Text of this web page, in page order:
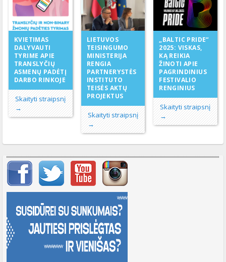
KVIETIMAS
DALYVAUTI
TYRIME APIE
TRANSLYČIŲ
ASMENŲ PADĖTĮ
DARBO RINKOJE
Skaityti straipsnį
→
LIETUVOS
TEISINGUMO
MINISTERIJA
RENGIA
PARTNERYSTĖS
INSTITUTO
TEISĖS AKTŲ
PROJEKTUS
Skaityti straipsnį
→
„BALTIC PRIDE“
2025: VISKAS,
KĄ REIKIA
ŽINOTI APIE
PAGRINDINIUS
FESTIVALIO
RENGINIUS
Skaityti straipsnį
→
Svarbių įrašų meniu